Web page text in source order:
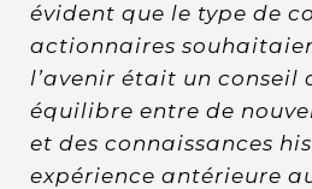
évident que le type de
actionnaires
l’avenir était un conseil
équilibre entre de
et des connaissances
expérience antérieure